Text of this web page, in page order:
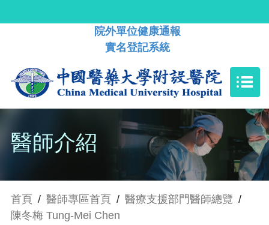
院外單位健康通報
實名登記系統
醫師介紹
首頁 / 醫師專區首頁 / 醫療支援部門醫師總覽 /
陳冬梅 Tung-Mei Chen